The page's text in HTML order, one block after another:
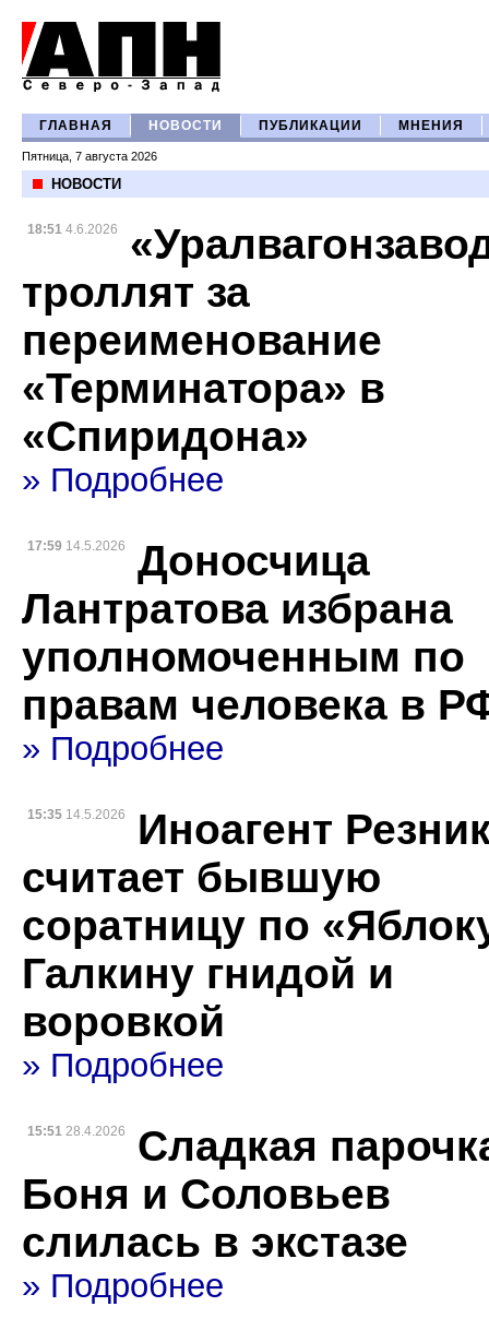
ГЛАВНАЯ НОВОСТИ ПУБЛИКАЦИИ МНЕНИЯ
Пятница, 7 августа 2026
НОВОСТИ
18:51 4.6.2026
троллят за
переименование
«Терминатора» в
«Спиридона»
» Подробнее
17:59 14.5.2026
Доносчица
Лантратова избрана
уполномоченным по
правам человека в
» Подробнее
15:35 14.5.2026
Иноагент
считает бывшую
соратницу по
Галкину гнидой и
воровкой
» Подробнее
15:51 28.4.2026
Сладкая
Боня и Соловьев
слилась в экстазе
» Подробнее